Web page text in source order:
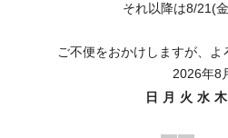
それ以降は8/21(
ご不便をおかけしますが、よ
2026年8
日
月 火 水 木